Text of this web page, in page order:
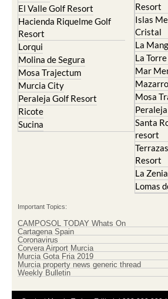
Abanilla
Abaran
Alcantarilla
Archena
Blanca
Corvera
El Valle Golf Resort
Hacienda Riquelme Golf
Resort
Lorqui
Sucina
El Valle
Resort
Resort
Islas
Cristal
La
La Torre
Mar
Mosa
Resort
La Zenia
Lomas